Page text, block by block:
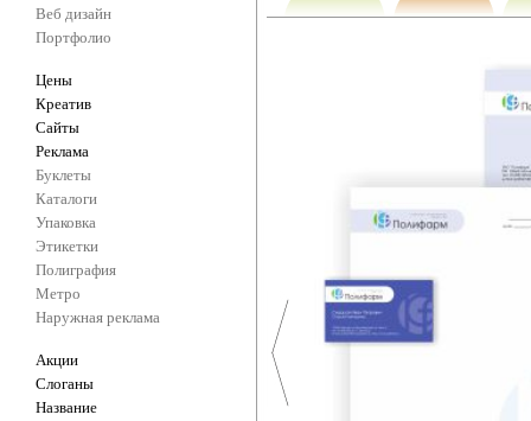
Веб дизайн
Портфолио
Цены
Креатив
Сайты
Реклама
Буклеты
Каталоги
Упаковка
Этикетки
Полиграфия
Метро
Наружная реклама
Акции
Слоганы
Название